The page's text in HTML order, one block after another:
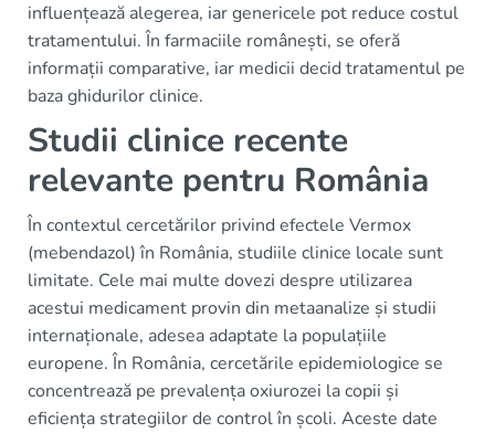
influențează alegerea, iar genericele pot reduce costul
tratamentului. În farmaciile românești, se oferă
informații comparative, iar medicii decid tratamentul pe
baza ghidurilor clinice.
Studii clinice recente
relevante pentru România
În contextul cercetărilor privind efectele Vermox
(mebendazol) în România, studiile clinice locale sunt
limitate. Cele mai multe dovezi despre utilizarea
acestui medicament provin din metaanalize și studii
internaționale, adesea adaptate la populațiile
europene. În România, cercetările epidemiologice se
concentrează pe prevalența oxiurozei la copii și
eficiența strategiilor de control în școli. Aceste date